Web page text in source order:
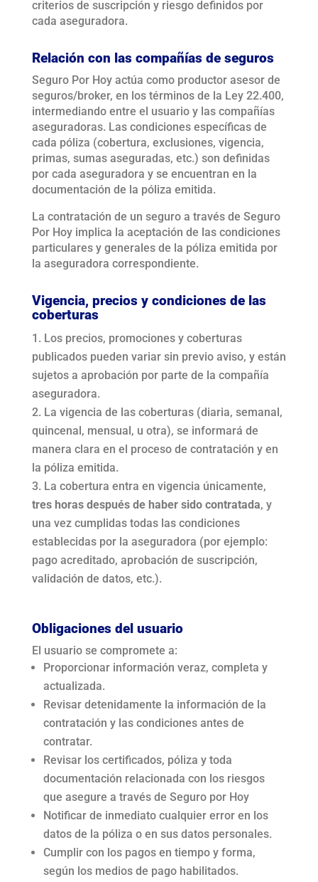
criterios de suscripción y riesgo definidos por
cada aseguradora.
Relación con las compañías de seguros
Seguro Por Hoy actúa como productor asesor de
seguros/broker, en los términos de la Ley 22.400,
intermediando entre el usuario y las compañías
aseguradoras. Las condiciones específicas de
cada póliza (cobertura, exclusiones, vigencia,
primas, sumas aseguradas, etc.) son definidas
por cada aseguradora y se encuentran en la
documentación de la póliza emitida.
La contratación de un seguro a través de Seguro
Por Hoy implica la aceptación de las condiciones
particulares y generales de la póliza emitida por
la aseguradora correspondiente.
Vigencia, precios y condiciones de las
coberturas
Los precios, promociones y coberturas
publicados pueden variar sin previo aviso, y están
sujetos a aprobación por parte de la compañía
aseguradora.
La vigencia de las coberturas (diaria, semanal,
quincenal, mensual, u otra), se informará de
manera clara en el proceso de contratación y en
la póliza emitida.
La cobertura entra en vigencia únicamente,
tres horas después de haber sido contratada, y
una vez cumplidas todas las condiciones
establecidas por la aseguradora (por ejemplo:
pago acreditado, aprobación de suscripción,
validación de datos, etc.).
Obligaciones del usuario
El usuario se compromete a:
Proporcionar información veraz, completa y
actualizada.
Revisar detenidamente la información de la
contratación y las condiciones antes de
contratar.
Revisar los certificados, póliza y toda
documentación relacionada con los riesgos
que asegure a través de Seguro por Hoy
Notificar de inmediato cualquier error en los
datos de la póliza o en sus datos personales.
Cumplir con los pagos en tiempo y forma,
según los medios de pago habilitados.